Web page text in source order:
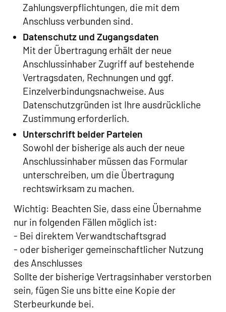
Zahlungsverpflichtungen, die mit dem
Anschluss verbunden sind.
Datenschutz und Zugangsdaten
Mit der Übertragung erhält der neue
Anschlussinhaber Zugriff auf bestehende
Vertragsdaten, Rechnungen und ggf.
Einzelverbindungsnachweise. Aus
Datenschutzgründen ist Ihre ausdrückliche
Zustimmung erforderlich.
Unterschrift beider Parteien
Sowohl der bisherige als auch der neue
Anschlussinhaber müssen das Formular
unterschreiben, um die Übertragung
rechtswirksam zu machen.
Wichtig: Beachten Sie, dass eine Übernahme
nur in folgenden Fällen möglich ist:
- Bei direktem Verwandtschaftsgrad
- oder bisheriger gemeinschaftlicher Nutzung
des Anschlusses
Sollte der bisherige Vertragsinhaber verstorben
sein, fügen Sie uns bitte eine Kopie der
Sterbeurkunde bei.